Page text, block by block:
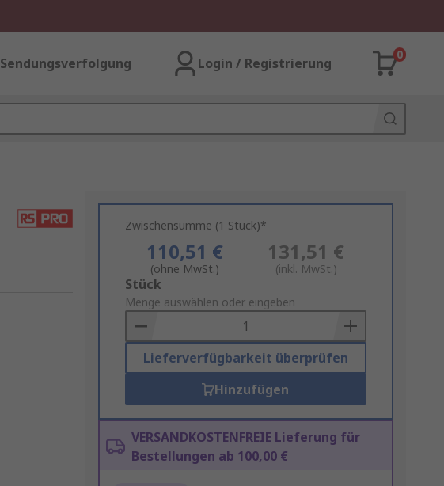
Sendungsverfolgung Login / Registrierung
0
Zwischensumme (1 Stück)*
110,51 €
(ohne MwSt.)
131,51 €
(inkl. MwSt.)
Add
to
Basket
Stück
Menge auswählen oder eingeben
Lieferverfügbarkeit überprüfen
Hinzufügen
VERSANDKOSTENFREIE Lieferung für
Bestellungen ab 100,00 €